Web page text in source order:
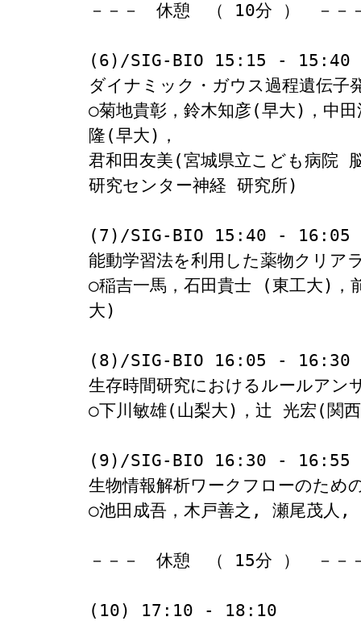
－－－　休憩　（ 10分 ）　－－
(6)/SIG-BIO 15:15 - 15:40
ダイナミック・ガウス過程遺伝子
○菊地貴彰，鈴木知彦(早大)，中
隆(早大)，
君和田友美(宮城県立こども病院
研究センター神経 研究所)
(7)/SIG-BIO 15:40 - 16:05
能動学習法を利用した薬物クリア
○稲吉一馬，石田貴士 (東工大)，
大)
(8)/SIG-BIO 16:05 - 16:30
生存時間研究におけるルールアン
○下川敏雄(山梨大)，辻 光宏(関
(9)/SIG-BIO 16:30 - 16:55
生物情報解析ワークフローのため
○池田成吾，木戸善之, 瀬尾茂人,
－－－　休憩　（ 15分 ）　－－
(10) 17:10 - 18:10